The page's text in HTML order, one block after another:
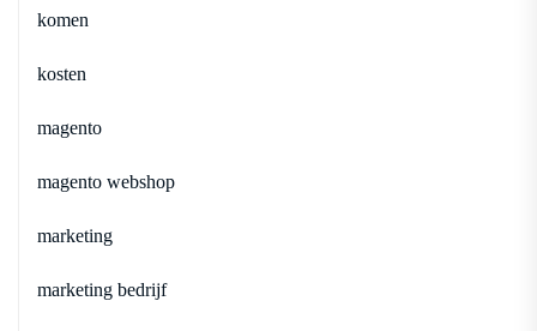
komen
kosten
magento
magento webshop
marketing
marketing bedrijf